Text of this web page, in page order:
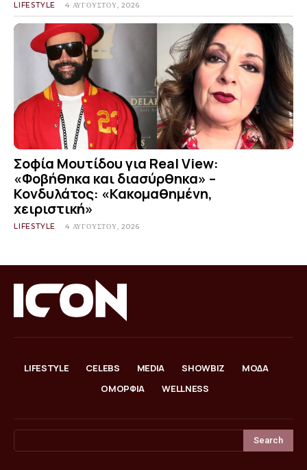
LIFESTYLE 4 ΑΥΓΟΎΣΤΟΥ, 2026
Σοφία Μουτίδου για Real View:
«Φοβήθηκα και διασύρθηκα» –
Κονδυλάτος: «Κακομαθημένη,
χειριστική»
LIFESTYLE 4 ΑΥΓΟΎΣΤΟΥ, 2026
LIFESTYLE CELEBS MEDIA SHOWBIZ
ΜΟΔΑ
ΟΜΟΡΦΙΑ
WELLNESS
Search